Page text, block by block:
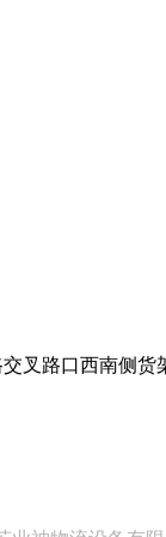
叉路口西南侧货